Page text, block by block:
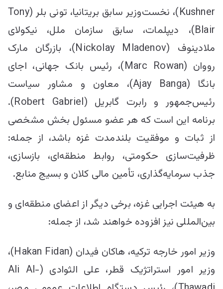
Kushner)، نخست‌وزیر سابق بریتانیا، تونی بلر (Tony
Blair)، دیپلمات، سابق سازمان ملل، نیکولای
ملادینوف (Nickolay Mladenov)، بازرگان مارک
رووان (Marc Rowan)، رئیس بانک جهانی، اجای
بانگا (Ajay Banga)، معاون و مشاور سیاست
رئیس‌جمهور و رابرت گابریل (Robert Gabriel).
برنامه این است که هر عضو مسئول بخش مشخصی
از ثبات و موفقیت بلندمدت غزه باشد، از جمله:
ظرفیت‌سازی حکومتی، روابط منطقه‌ای، بازسازی،
جذب سرمایه‌گذاری، تأمین مالی کلان و بسیج منابع.
به هیئت اجرایی غزه، برخی دیگر از اعضای منطقه‌ای و
بین‌المللی نیز افزوده خواهند شد، از جمله:
وزیر امور خارجه ترکیه، هاكان فیدان (Hakan Fidan)،
وزیر امور استراتژیک قطر، علی الثوادی (Ali Al-